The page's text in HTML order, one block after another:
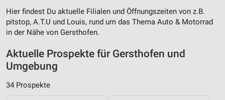
Hier findest Du aktuelle Filialen und Öffnungszeiten von z.B.
pitstop, A.T.U und Louis, rund um das Thema Auto & Motorrad
in der Nähe von Gersthofen.
Aktuelle Prospekte für Gersthofen und
Umgebung
34 Prospekte